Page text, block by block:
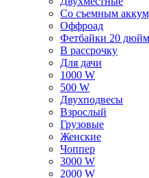
Со съемным
Оффроад
Фетбайки 20
В рассрочку
Для дачи
1000 W
500 W
Двухподвесы
Взрослый
Грузовые
Женские
Чоппер
3000 W
2000 W